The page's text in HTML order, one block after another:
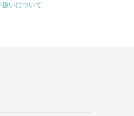
いについて